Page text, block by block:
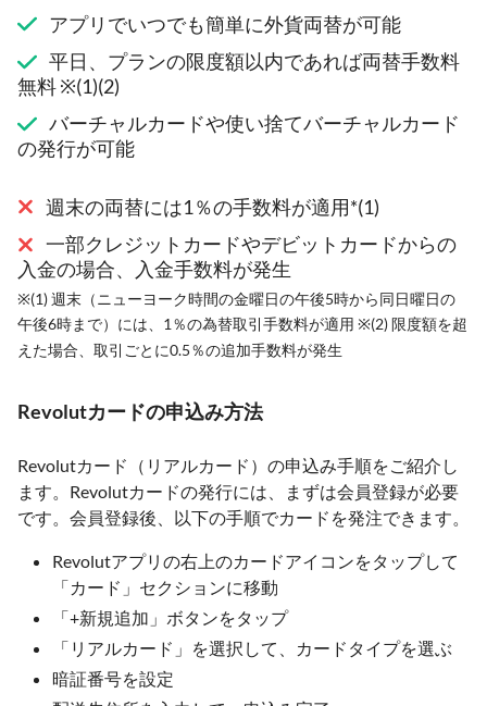
アプリでいつでも簡単に外貨両替が可能
平日、プランの限度額以内であれば両替手数料
無料 ※(1)(2)
バーチャルカードや使い捨てバーチャルカード
の発行が可能
週末の両替には1％の手数料が適用*(1)
一部クレジットカードやデビットカードからの
入金の場合、入金手数料が発生
※(1) 週末（ニューヨーク時間の金曜日の午後5時から同日曜日の
午後6時まで）には、1％の為替取引手数料が適用 ※(2) 限度額を超
えた場合、取引ごとに0.5％の追加手数料が発生
Revolutカードの申込み方法
Revolutカード（リアルカード）の申込み手順をご紹介し
ます。Revolutカードの発行には、まずは会員登録が必要
です。会員登録後、以下の手順でカードを発注できます。
Revolutアプリの右上のカードアイコンをタップして
「カード」セクションに移動
「+新規追加」ボタンをタップ
「リアルカード」を選択して、カードタイプを選ぶ
暗証番号を設定